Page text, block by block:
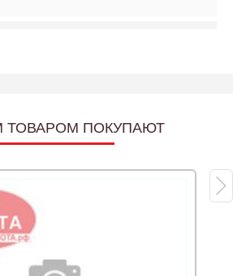
ТОВАРОМ ПОКУПАЮТ